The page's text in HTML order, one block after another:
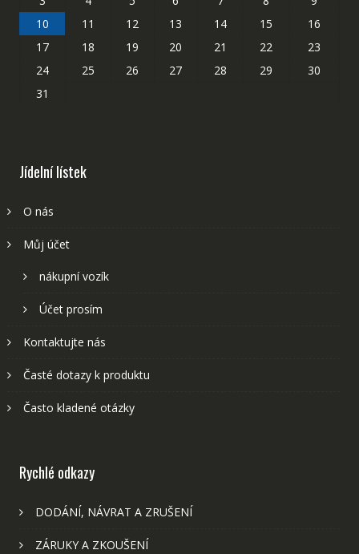
10
11 12 13 14 15
16
17
18 19 20 21 22
23
24
25 26 27 28 29
30
31
Jídelní lístek
O nás
Můj účet
nákupní vozík
Účet prosím
Kontaktujte nás
Časté dotazy k produktu
Často kladené otázky
Rychlé odkazy
DODÁNÍ, NÁVRAT A ZRUŠENÍ
ZÁRUKY A ZKOUŠENÍ